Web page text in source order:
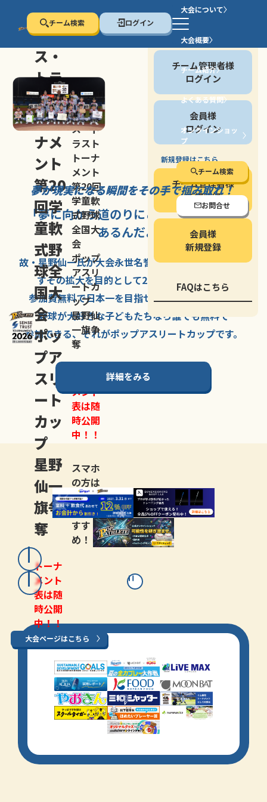
チーム検索 ログイン
大会について
大会概要
チーム紹介
よくある質問
オンラインショッ
プ
チーム検索
お問合せ
停止する
セン
ス・
トラ
スト
トー
ナメ
ント
第20
回学
童軟
式野
球全
国大
会
ポッ
プア
スリ
ート
カッ
プ
星野
仙一
旗争
奪
トーナ
メント
表は随
時公開
中！！
セン
ス・ト
ラスト
トーナ
メント
第20回
学童軟
式野球
全国大
会
ポップ
アスリ
ートカ
ップ
星野仙
一旗争
奪
メント
表は随
時公開
中！！
スマホ
の方は
LINE登
録がお
すす
め！
大会ページはこちら
会員の方
チーム管理者様
ログイン
会員様
ログイン
新規登録はこちら
チーム管理者様
新規登録
会員様
新規登録
FAQはこちら
夢が現実になる瞬間をその手で掴み取れ！
「夢に向かう道のりにこそ大きな意味が
あるんだよ」
故・星野仙一氏が大会永世名誉会長を務める、野球の
すその拡大を目的として2007年に
参加費無料で日本一を目指せる唯一の野球大会。
野球が大好きな子どもたちなら誰でも無料で
参加できる、それがポップアスリートカップです。
詳細をみる